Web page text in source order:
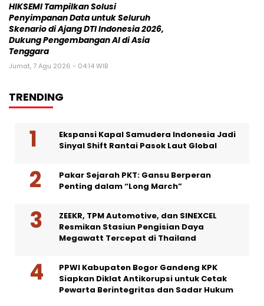
HIKSEMI Tampilkan Solusi
Penyimpanan Data untuk Seluruh
Skenario di Ajang DTI Indonesia 2026,
Dukung Pengembangan AI di Asia
Tenggara
Jumat, 7 Agu 2026 - 04:14 WIB
TRENDING
Ekspansi Kapal Samudera Indonesia Jadi
Sinyal Shift Rantai Pasok Laut Global
Pakar Sejarah PKT: Gansu Berperan
Penting dalam “Long March”
ZEEKR, TPM Automotive, dan SINEXCEL
Resmikan Stasiun Pengisian Daya
Megawatt Tercepat di Thailand
PPWI Kabupaten Bogor Gandeng KPK
Siapkan Diklat Antikorupsi untuk Cetak
Pewarta Berintegritas dan Sadar Hukum